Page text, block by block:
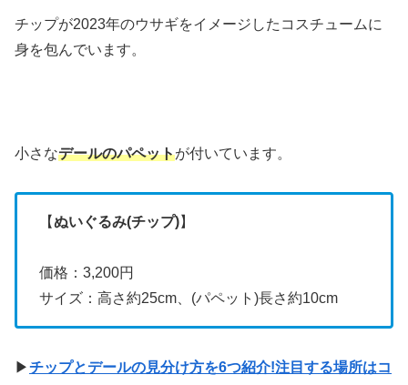
チップが2023年のウサギをイメージしたコスチュームに
身を包んでいます。
小さなデールのパペットが付いています。
【ぬいぐるみ(チップ)】
価格：3,200円
サイズ：高さ約25cm、(パペット)長さ約10cm
▶チップとデールの見分け方を6つ紹介!注目する場所はコ